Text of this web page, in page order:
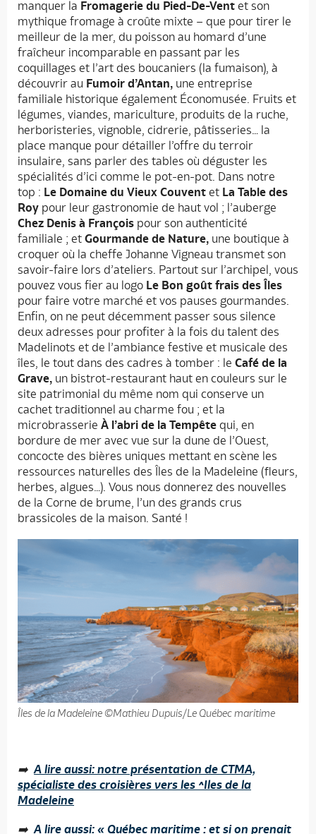
Accueil
manquer la Fromagerie du Pied-De-Vent et son
mythique fromage à croûte mixte – que pour tirer le
meilleur de la mer, du poisson au homard d’une
fraîcheur incomparable en passant par les
coquillages et l’art des boucaniers (la fumaison), à
découvrir au Fumoir d’Antan, une entreprise
familiale historique également Économusée. Fruits et
légumes, viandes, mariculture, produits de la ruche,
herboristeries, vignoble, cidrerie, pâtisseries… la
place manque pour détailler l’offre du terroir
insulaire, sans parler des tables où déguster les
spécialités d’ici comme le pot-en-pot. Dans notre
top : Le Domaine du Vieux Couvent et La Table des
Roy pour leur gastronomie de haut vol ; l’auberge
Chez Denis à François pour son authenticité
familiale ; et Gourmande de Nature, une boutique à
croquer où la cheffe Johanne Vigneau transmet son
savoir-faire lors d’ateliers. Partout sur l’archipel, vous
pouvez vous fier au logo Le Bon goût frais des Îles
pour faire votre marché et vos pauses gourmandes.
Enfin, on ne peut décemment passer sous silence
deux adresses pour profiter à la fois du talent des
Madelinots et de l’ambiance festive et musicale des
îles, le tout dans des cadres à tomber : le Café de la
Grave, un bistrot-restaurant haut en couleurs sur le
site patrimonial du même nom qui conserve un
cachet traditionnel au charme fou ; et la
microbrasserie À l’abri de la Tempête qui, en
bordure de mer avec vue sur la dune de l’Ouest,
concocte des bières uniques mettant en scène les
ressources naturelles des Îles de la Madeleine (fleurs,
herbes, algues…). Vous nous donnerez des nouvelles
de la Corne de brume, l’un des grands crus
brassicoles de la maison. Santé !
Îles de la Madeleine ©Mathieu Dupuis/Le Québec maritime
➡️ A lire aussi: notre présentation de CTMA,
spécialiste des croisières vers les ^Iles de la
Madeleine
➡️ A lire aussi: « Québec maritime : et si on prenait